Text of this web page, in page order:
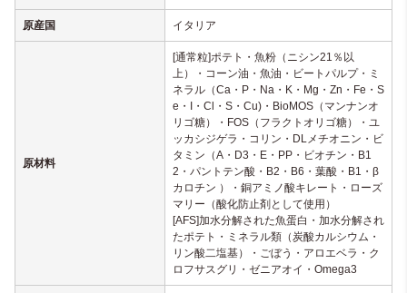
原産国 イタリア
原材料
[通常粒]ポテト・魚粉（ニシン21％以
上）・コーン油・魚油・ビートパルプ・ミ
ネラル（Ca・P・Na・K・Mg・Zn・Fe・S
e・I・Cl・S・Cu)・BioMOS（マンナンオ
リゴ糖）・FOS（フラクトオリゴ糖）・ユ
ッカシジゲラ・コリン・DLメチオニン・ビ
タミン（A・D3・E・PP・ビオチン・B1
2・パントテン酸・B2・B6・葉酸・B1・β
カロチン ）・銅アミノ酸キレート・ローズ
マリー（酸化防止剤として使用）
[AFS]加水分解された魚蛋白・加水分解され
たポテト・ミネラル類（炭酸カルシウム・
リン酸二塩基）・ごぼう・アロエベラ・ク
ロフサスグリ・ゼニアオイ・Omega3